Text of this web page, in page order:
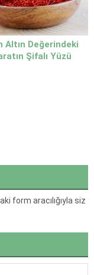
Altın Değerindeki
Şifalı Yüzü
form aracılığıyla siz